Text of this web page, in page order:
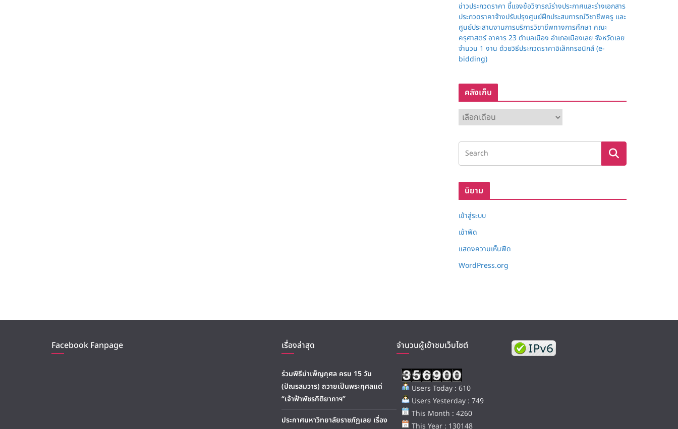
ข่าวประกวดราคา ชี้แจงข้อวิจารณ์ร่างประกาศและร่างเอกสาร
ประกวดราคาจ้างปรับปรุงศูนย์ฝึกประสบการณ์วิชาชีพครู และ
ศูนย์ประสานงานการบริการวิชาชีพทางการศึกษา คณะ
ครุศาสตร์ อาคาร 23 ตำบลเมือง อำเภอเมืองเลย จังหวัดเลย
จำนวน 1 งาน ด้วยวิธีประกวดราคาอิเล็กทรอนิกส์ (e-
bidding)
คลังเก็บ
ลั
ง
ก็
นิยาม
เข้าสู่ระบบ
เข้าฟีด
แสดงความเห็นฟีด
WordPress.org
Facebook Fanpage เรื่องล่าสุด
ร่วมพิธีบำเพ็ญกุศล ครบ 15 วัน
(ปัณรสมวาร) ถวายเป็นพระกุศลแด่
“เจ้าฟ้าพัชรกิติยาภาฯ”
ประกาศมหาวิทยาลัยราชภัฏเลย เรื่อง
จำนวนผู้เข้าชมเว็บไซต์
Users Today : 610
Users Yesterday : 749
This Month : 4260
This Year : 130148